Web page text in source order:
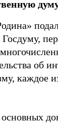
об
каждое